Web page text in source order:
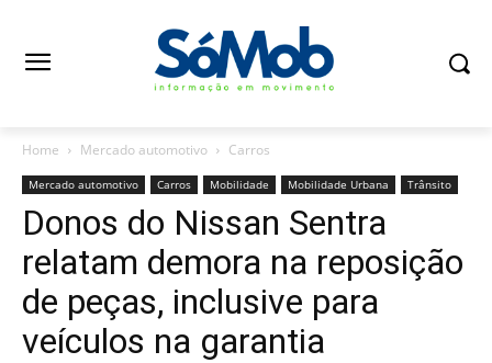
Home Mercado automotivo Carros
Mercado automotivo Carros Mobilidade Mobilidade Urbana Trânsito
Donos do Nissan Sentra
relatam demora na reposição
de peças, inclusive para
veículos na garantia